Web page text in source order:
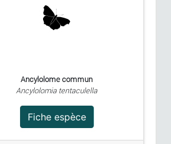
Ancylolome commun
Ancylolomia tentaculella
Fiche espèce